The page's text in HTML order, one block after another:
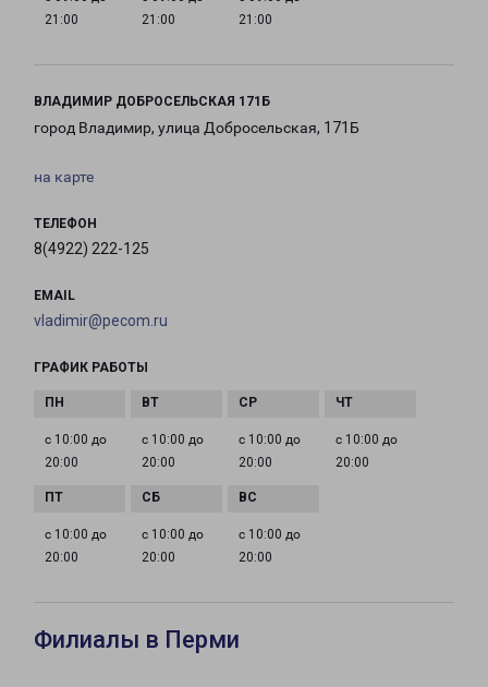
21:00
21:00
21:00
ВЛАДИМИР ДОБРОСЕЛЬСКАЯ 171Б
город Владимир, улица Добросельская, 171Б
на карте
ТЕЛЕФОН
8(4922) 222-125
EMAIL
vladimir@pecom.ru
ГРАФИК РАБОТЫ
с 10:00 до
20:00
с 10:00 до
20:00
с 10:00 до
20:00
с 10:00 до
20:00
с 10:00 до
20:00
с 10:00 до
20:00
с 10:00 до
20:00
Филиалы в Перми